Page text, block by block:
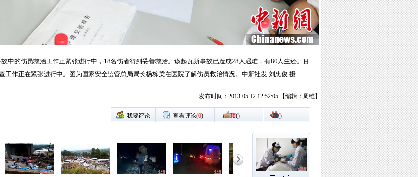
中的伤员救治工作正紧张进行中，18名伤者得到妥善救治。该起瓦斯事故已造成28人遇难，有80人生还。目
工作正在紧张进行中。图为国家安全监管总局局长杨栋梁在医院了解伤员救治情况。中新社发 刘忠俊 摄
发布时间：2013-05-12 12:52:05 【编辑：周维】
我要评论 查看评论(0) 顶() 踩()